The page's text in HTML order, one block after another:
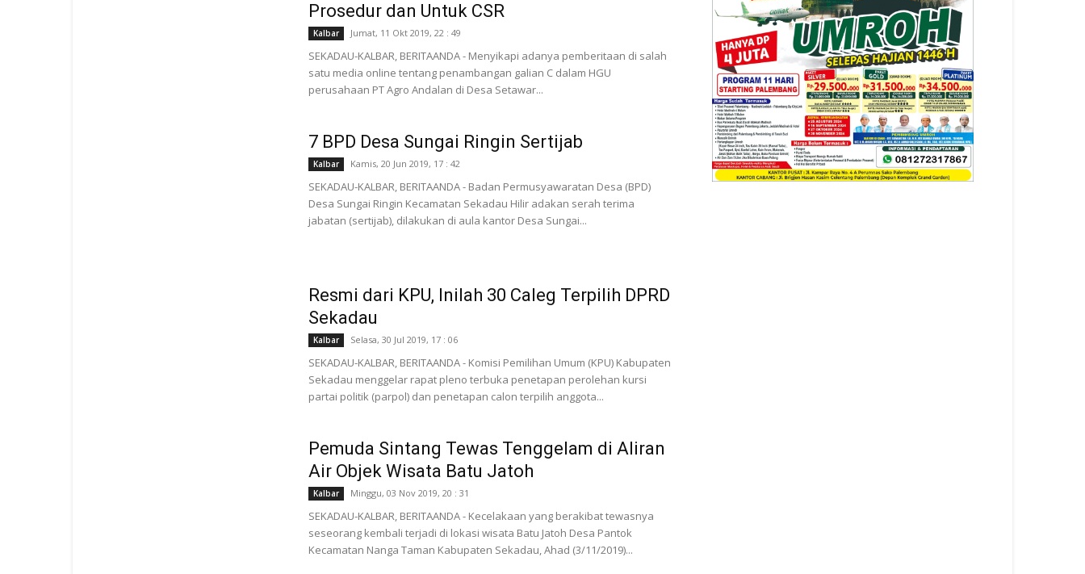
Prosedur dan Untuk CSR
Kalbar Jumat, 11 Okt 2019, 22 : 49
SEKADAU-KALBAR, BERITAANDA - Menyikapi adanya pemberitaan di salah
satu media online tentang penambangan galian C dalam HGU
perusahaan PT Agro Andalan di Desa Setawar...
7 BPD Desa Sungai Ringin Sertijab
Kalbar Kamis, 20 Jun 2019, 17 : 42
SEKADAU-KALBAR, BERITAANDA - Badan Permusyawaratan Desa (BPD)
Desa Sungai Ringin Kecamatan Sekadau Hilir adakan serah terima
jabatan (sertijab), dilakukan di aula kantor Desa Sungai...
Resmi dari KPU, Inilah 30 Caleg Terpilih DPRD
Sekadau
Kalbar Selasa, 30 Jul 2019, 17 : 06
SEKADAU-KALBAR, BERITAANDA - Komisi Pemilihan Umum (KPU) Kabupaten
Sekadau menggelar rapat pleno terbuka penetapan perolehan kursi
partai politik (parpol) dan penetapan calon terpilih anggota...
Pemuda Sintang Tewas Tenggelam di Aliran
Air Objek Wisata Batu Jatoh
Kalbar Minggu, 03 Nov 2019, 20 : 31
SEKADAU-KALBAR, BERITAANDA - Kecelakaan yang berakibat tewasnya
seseorang kembali terjadi di lokasi wisata Batu Jatoh Desa Pantok
Kecamatan Nanga Taman Kabupaten Sekadau, Ahad (3/11/2019)...